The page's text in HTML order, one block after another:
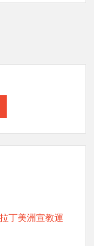
丁美洲宣教運